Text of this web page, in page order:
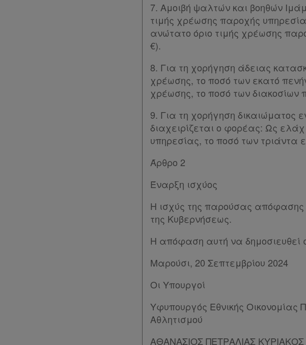
7. Αμοιβή ψαλτών και βοηθών
τιμής χρέωσης παροχής
ανώτατο όριο τιμής χρέωσης
€).
8. Για τη χορήγηση άδειας
χρέωσης, το ποσό των εκατό
χρέωσης, το ποσό των διακοσίων
9. Για τη χορήγηση δικαιώματος
διαχειρίζεται ο φορέας: Ως
υπηρεσίας, το ποσό των τριάντα
Άρθρο 2
Έναρξη ισχύος
Η ισχύς της παρούσας απόφασης
της Κυβερνήσεως.
Η απόφαση αυτή να δημοσιευθεί
Μαρούσι, 20 Σεπτεμβρίου 2024
Οι Υπουργοί
Υφυπουργός Εθνικής Οικονομίας
Αθλητισμού
ΑΘΑΝΑΣΙΟΣ ΠΕΤΡΑΛΙΑΣ